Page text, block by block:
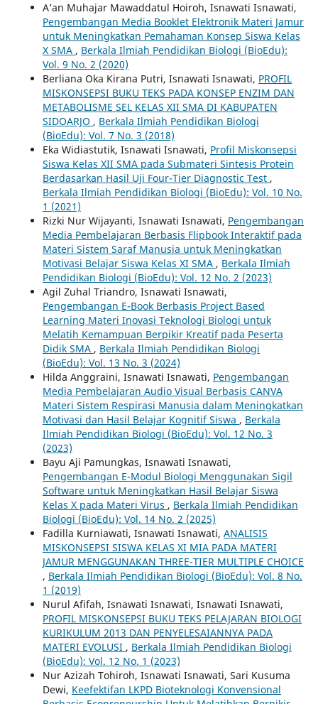
A’an Muhajar Mawaddatul Hoiroh, Isnawati Isnawati,
Pengembangan Media Booklet Elektronik Materi Jamur
untuk Meningkatkan Pemahaman Konsep Siswa Kelas
X SMA , Berkala Ilmiah Pendidikan Biologi (BioEdu):
Vol. 9 No. 2 (2020)
Berliana Oka Kirana Putri, Isnawati Isnawati, PROFIL
MISKONSEPSI BUKU TEKS PADA KONSEP ENZIM DAN
METABOLISME SEL KELAS XII SMA DI KABUPATEN
SIDOARJO , Berkala Ilmiah Pendidikan Biologi
(BioEdu): Vol. 7 No. 3 (2018)
Eka Widiastutik, Isnawati Isnawati, Profil Miskonsepsi
Siswa Kelas XII SMA pada Submateri Sintesis Protein
Berdasarkan Hasil Uji Four-Tier Diagnostic Test ,
Berkala Ilmiah Pendidikan Biologi (BioEdu): Vol. 10 No.
1 (2021)
Rizki Nur Wijayanti, Isnawati Isnawati, Pengembangan
Media Pembelajaran Berbasis Flipbook Interaktif pada
Materi Sistem Saraf Manusia untuk Meningkatkan
Motivasi Belajar Siswa Kelas XI SMA , Berkala Ilmiah
Pendidikan Biologi (BioEdu): Vol. 12 No. 2 (2023)
Agil Zuhal Triandro, Isnawati Isnawati,
Pengembangan E-Book Berbasis Project Based
Learning Materi Inovasi Teknologi Biologi untuk
Melatih Kemampuan Berpikir Kreatif pada Peserta
Didik SMA , Berkala Ilmiah Pendidikan Biologi
(BioEdu): Vol. 13 No. 3 (2024)
Hilda Anggraini, Isnawati Isnawati, Pengembangan
Media Pembelajaran Audio Visual Berbasis CANVA
Materi Sistem Respirasi Manusia dalam Meningkatkan
Motivasi dan Hasil Belajar Kognitif Siswa , Berkala
Ilmiah Pendidikan Biologi (BioEdu): Vol. 12 No. 3
(2023)
Bayu Aji Pamungkas, Isnawati Isnawati,
Pengembangan E-Modul Biologi Menggunakan Sigil
Software untuk Meningkatkan Hasil Belajar Siswa
Kelas X pada Materi Virus , Berkala Ilmiah Pendidikan
Biologi (BioEdu): Vol. 14 No. 2 (2025)
Fadilla Kurniawati, Isnawati Isnawati, ANALISIS
MISKONSEPSI SISWA KELAS XI MIA PADA MATERI
JAMUR MENGGUNAKAN THREE-TIER MULTIPLE CHOICE
, Berkala Ilmiah Pendidikan Biologi (BioEdu): Vol. 8 No.
1 (2019)
Nurul Afifah, Isnawati Isnawati, Isnawati Isnawati,
PROFIL MISKONSEPSI BUKU TEKS PELAJARAN BIOLOGI
KURIKULUM 2013 DAN PENYELESAIANNYA PADA
MATERI EVOLUSI , Berkala Ilmiah Pendidikan Biologi
(BioEdu): Vol. 12 No. 1 (2023)
Nur Azizah Tohiroh, Isnawati Isnawati, Sari Kusuma
Dewi, Keefektifan LKPD Bioteknologi Konvensional